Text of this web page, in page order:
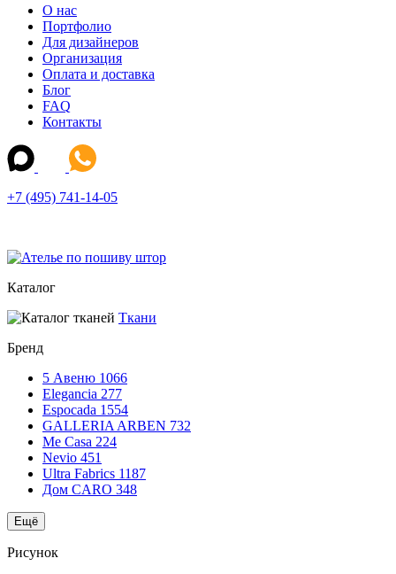
О нас
Портфолио
Для дизайнеров
Организация
Оплата и доставка
Блог
FAQ
Контакты
+7 (495) 741-14-05
Каталог
Ткани
Бренд
5 Авеню 1066
Elegancia 277
Espocada 1554
GALLERIA ARBEN 732
Me Casa 224
Nevio 451
Ultra Fabrics 1187
Дом CARO 348
Ещё
Рисунок